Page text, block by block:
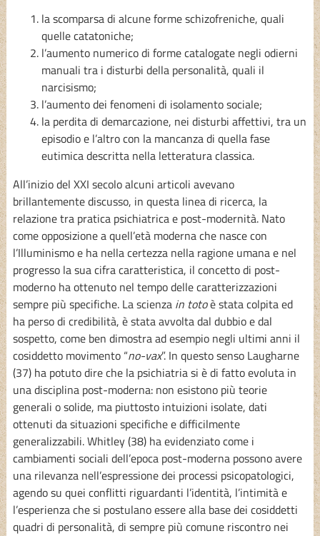
la scomparsa di alcune forme schizofreniche, quali
quelle catatoniche;
l’aumento numerico di forme catalogate negli odierni
manuali tra i disturbi della personalità, quali il
narcisismo;
l’aumento dei fenomeni di isolamento sociale;
la perdita di demarcazione, nei disturbi affettivi, tra un
episodio e l’altro con la mancanza di quella fase
eutimica descritta nella letteratura classica.
All’inizio del XXI secolo alcuni articoli avevano
brillantemente discusso, in questa linea di ricerca, la
relazione tra pratica psichiatrica e post-modernità. Nato
come opposizione a quell’età moderna che nasce con
l’Illuminismo e ha nella certezza nella ragione umana e nel
progresso la sua cifra caratteristica, il concetto di post-
moderno ha ottenuto nel tempo delle caratterizzazioni
sempre più specifiche. La scienza in totoè stata colpita ed
ha perso di credibilità, è stata avvolta dal dubbio e dal
sospetto, come ben dimostra ad esempio negli ultimi anni il
cosiddetto movimento “no-vax”. In questo senso Laugharne
(37) ha potuto dire che la psichiatria si è di fatto evoluta in
una disciplina post-moderna: non esistono più teorie
generali o solide, ma piuttosto intuizioni isolate, dati
ottenuti da situazioni specifiche e difficilmente
generalizzabili. Whitley (38) ha evidenziato come i
cambiamenti sociali dell’epoca post-moderna possono avere
una rilevanza nell’espressione dei processi psicopatologici,
agendo su quei conflitti riguardanti l’identità, l’intimità e
l’esperienza che si postulano essere alla base dei cosiddetti
quadri di personalità, di sempre più comune riscontro nei